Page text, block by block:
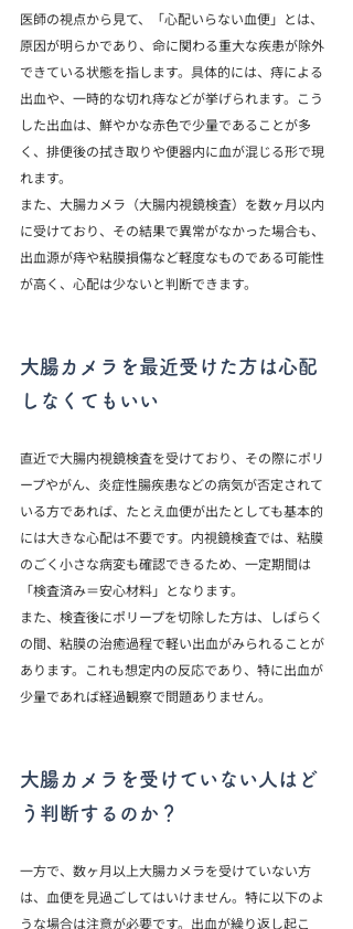
医師の視点から見て、「心配いらない血便」とは、
原因が明らかであり、命に関わる重大な疾患が除外
できている状態を指します。具体的には、痔による
出血や、一時的な切れ痔などが挙げられます。こう
した出血は、鮮やかな赤色で少量であることが多
く、排便後の拭き取りや便器内に血が混じる形で現
れます。
また、大腸カメラ（大腸内視鏡検査）を数ヶ月以内
に受けており、その結果で異常がなかった場合も、
出血源が痔や粘膜損傷など軽度なものである可能性
が高く、心配は少ないと判断できます。
大腸カメラを最近受けた方は心配
しなくてもいい
直近で大腸内視鏡検査を受けており、その際にポリ
ープやがん、炎症性腸疾患などの病気が否定されて
いる方であれば、たとえ血便が出たとしても基本的
には大きな心配は不要です。内視鏡検査では、粘膜
のごく小さな病変も確認できるため、一定期間は
「検査済み＝安心材料」となります。
また、検査後にポリープを切除した方は、しばらく
の間、粘膜の治癒過程で軽い出血がみられることが
あります。これも想定内の反応であり、特に出血が
少量であれば経過観察で問題ありません。
大腸カメラを受けていない人はど
う判断するのか？
一方で、数ヶ月以上大腸カメラを受けていない方
は、血便を見過ごしてはいけません。特に以下のよ
うな場合は注意が必要です。出血が繰り返し起こ